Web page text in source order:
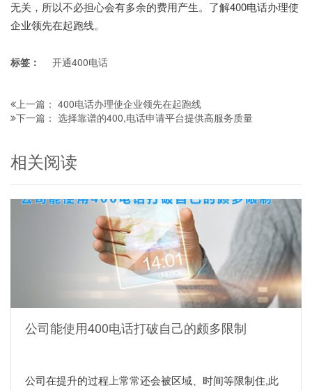
无关，所以不必担心会有多余的费用产生。了解400电话办理使
企业领先在起跑线。
标签： 开通400电话
上一篇： 400电话办理使企业领先在起跑线
下一篇： 选择靠谱的400,电话申请平台提供高服务质量
相关阅读
公司能使用400电话打破自己的颇多限制
公司在提升的过程上常常还会被区域、时间等限制住,此